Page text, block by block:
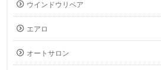
ウインドウリペア
エアロ
オートサロン